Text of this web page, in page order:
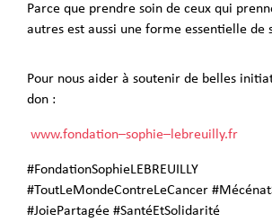
Parce que prendre soin de ceux qui
autres est aussi une forme essentielle de
Pour nous aider à soutenir de belles
don :
www.fondation–sophie– lebreuilly.fr
#FondationSophieLEBREUILLY
#ToutLeMondeContreLeCancer
#JoiePartagée #SantéEtSolidarité